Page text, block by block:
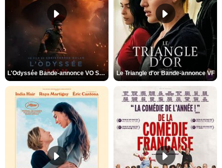
L'Odyssée Bande-annonce VO STFR Le Triangle d'or Bande-annonce VF